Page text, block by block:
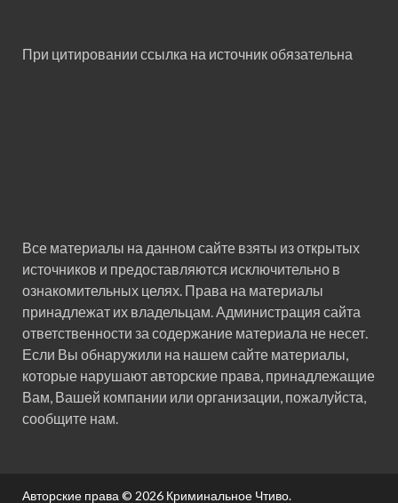
При цитировании ссылка на источник обязательна
Все материалы на данном сайте взяты из открытых
источников и предоставляются исключительно в
ознакомительных целях. Права на материалы
принадлежат их владельцам. Администрация сайта
ответственности за содержание материала не несет.
Если Вы обнаружили на нашем сайте материалы,
которые нарушают авторские права, принадлежащие
Вам, Вашей компании или организации, пожалуйста,
сообщите нам.
Авторские права © 2026 Криминальное Чтиво.